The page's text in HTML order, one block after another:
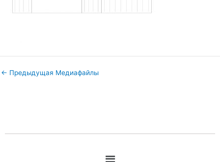
← Предыдущая Медиафайлы
Меню